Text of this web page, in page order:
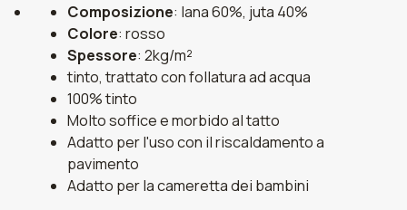
Composizione: lana 60%, juta 40%
Colore: rosso
Spessore: 2kg/m²
tinto, trattato con follatura ad acqua
100% tinto
Molto soffice e morbido al tatto
Adatto per l'uso con il riscaldamento a
pavimento
Adatto per la cameretta dei bambini